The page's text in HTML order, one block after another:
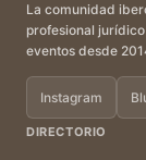
La comunidad
profesional
eventos desde
Instagram
DIRECTORIO